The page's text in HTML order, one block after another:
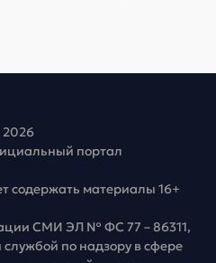
портал
содержать материалы 16+
СМИ ЭЛ № ФС 77 – 86311,
по надзору в сфере